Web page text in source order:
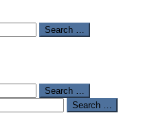
Search …
Search …
Search …